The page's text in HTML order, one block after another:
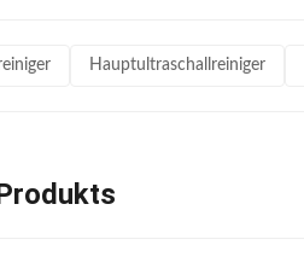
Hauptultraschallreiniger